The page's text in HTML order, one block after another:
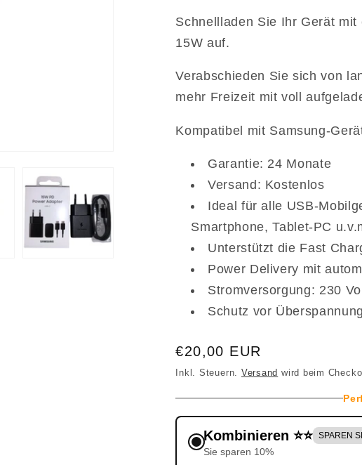
Schnellladen Sie Ihr Gerät
15W auf.
Verabschieden Sie sich von
mehr Freizeit mit voll
Kompatibel mit Samsung-
Garantie: 24 Monate
Versand: Kostenlos
Ideal für alle USB-
Smartphone, Tablet-PC
Unterstützt die Fast
Power Delivery mit
Stromversorgung: 230
Schutz vor
Normaler
Preis
€20,00 EUR
Inkl. Steuern. Versand wird beim
Kombinieren ⭐⭐ SPAREN
Sie sparen 10%